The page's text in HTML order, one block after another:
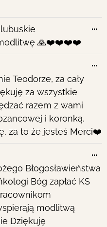
modlitwę 🙏❤️❤️❤️❤️
...
Teodorze, za cały
za wszystkie
razem z wami
i koronką,
za to że jesteś Merci❤️
...
Błogosławieństwa
Bóg zapłać KS
modlitwą
Dziękuję
...